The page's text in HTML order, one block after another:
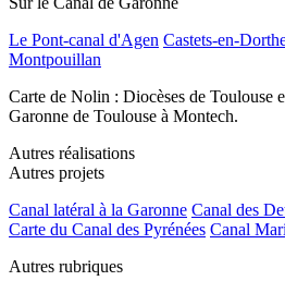
Le Pont-canal d'Agen Castets-en-
Montpouillan
Carte de Nolin : Diocèses de Toulouse
Garonne de Toulouse à Montech.
Autres réalisations
Autres projets
Canal latéral à la Garonne Canal des
Carte du Canal des Pyrénées Canal
Autres rubriques